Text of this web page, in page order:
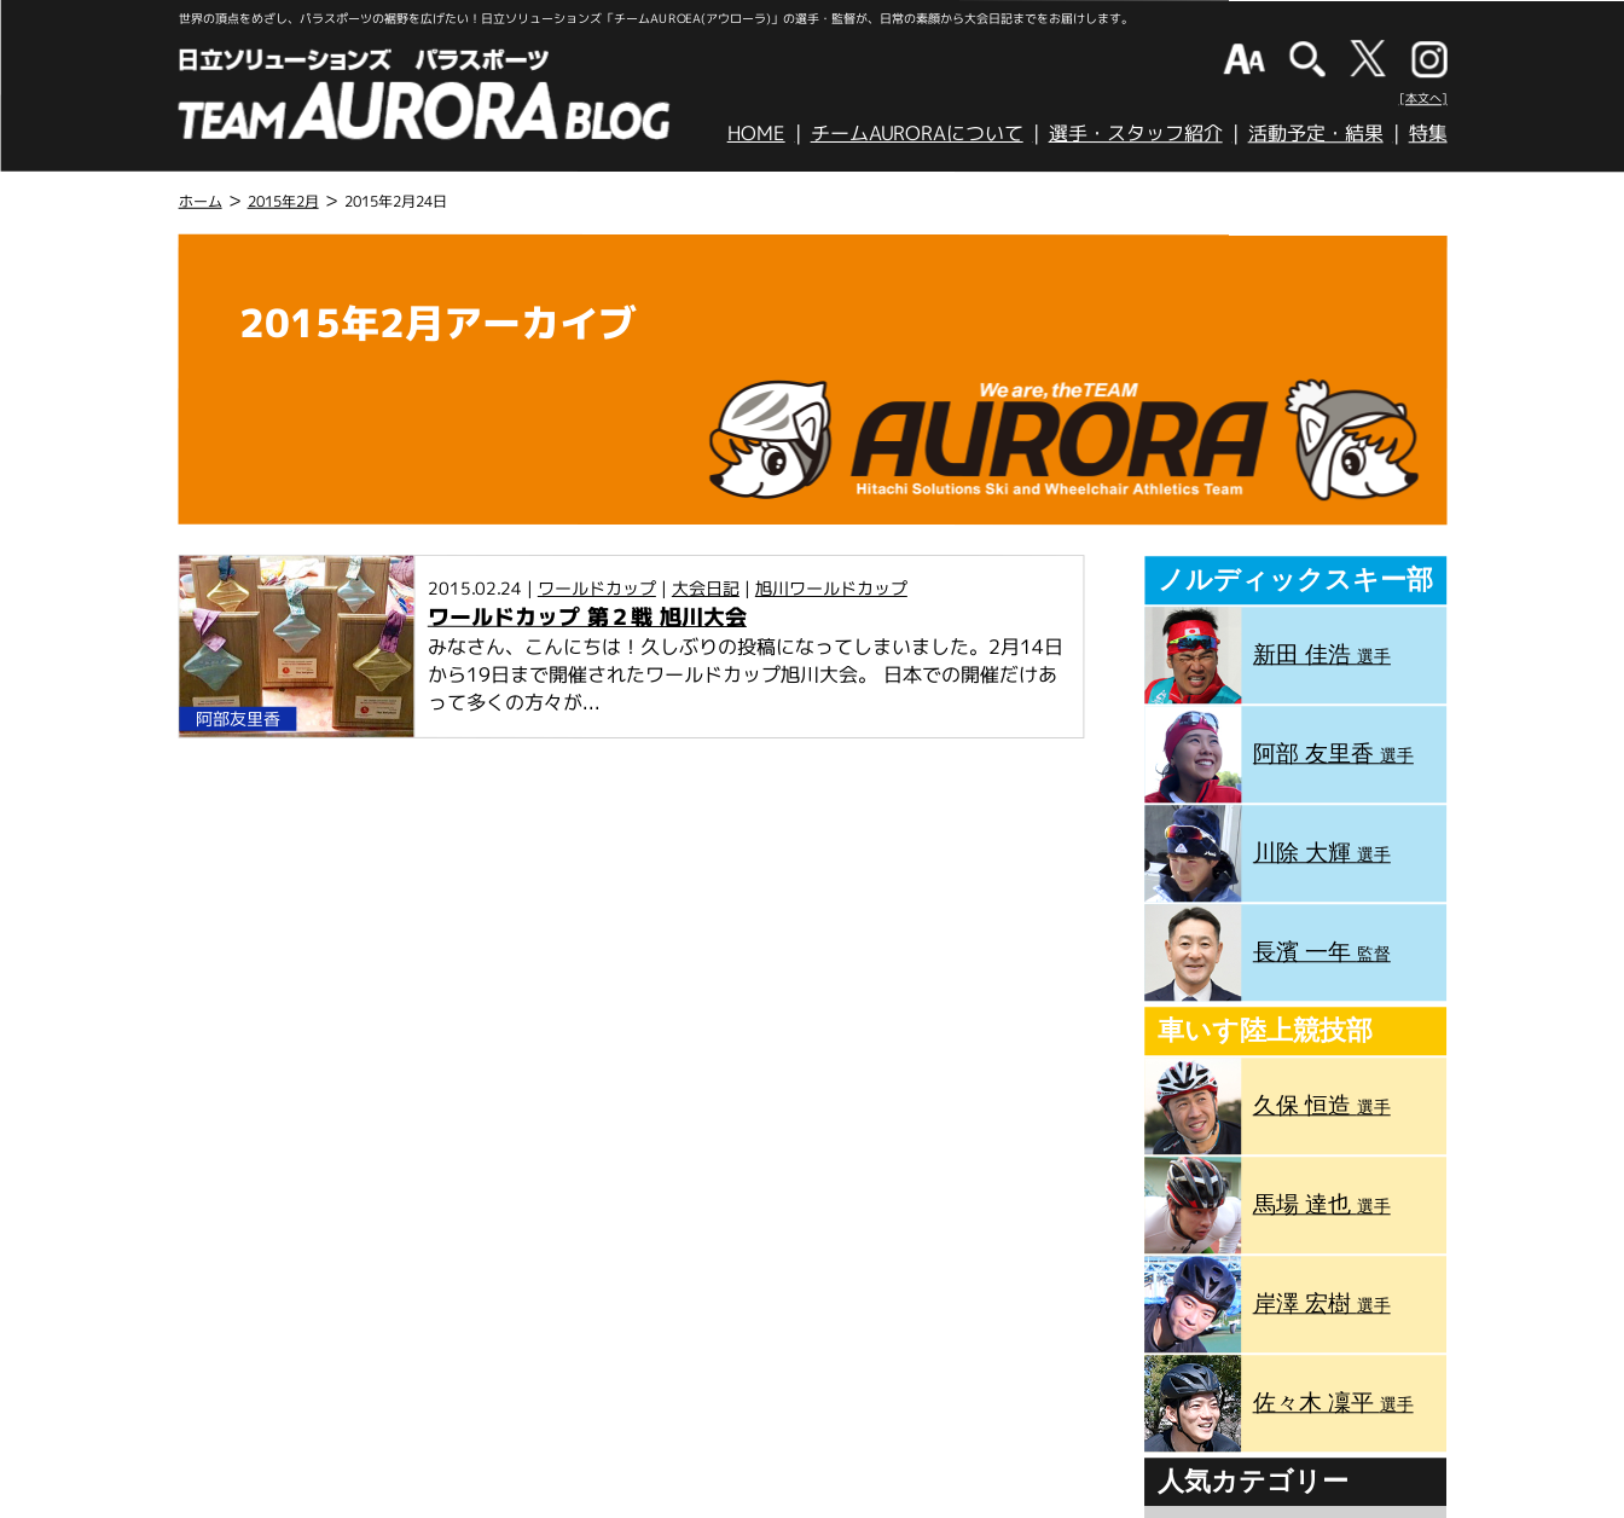
世界の頂点をめざし、パラスポーツの裾野を広げたい！日立ソリューションズ「チームAUROEA(アウローラ)」の選手・監督が、日常の素顔から大会日記までをお届けします。
[本文へ]
HOME チームAURORAについて 選手・スタッフ紹介 活動予定・結果 特集
ホーム > 2015年2月 > 2015年2月24日
2015年2月アーカイブ
阿部友里香
2015.02.24 | ワールドカップ| 大会日記| 旭川ワールドカップ
ワールドカップ 第２戦 旭川大会
みなさん、こんにちは！久しぶりの投稿になってしまいました。2月14日
から19日まで開催されたワールドカップ旭川大会。 日本での開催だけあ
って多くの方々が...
ノルディックスキー部
新田 佳浩 選手
阿部 友里香 選手
川除 大輝 選手
長濱 一年 監督
車いす陸上競技部
久保 恒造 選手
馬場 達也 選手
岸澤 宏樹 選手
佐々木 凜平 選手
人気カテゴリー